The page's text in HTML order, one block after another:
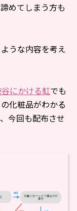
めてしまう方も
うな内容を考え
にかける虹でも
化粧品がわかる
今回も配布させ